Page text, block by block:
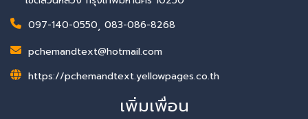
097-140-0550, 083-086-8268
pchemandtext@hotmail.com
https://pchemandtext.yellowpages.co.th
เพิ่มเพื่อน